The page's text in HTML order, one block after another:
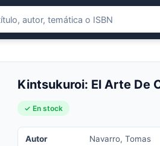
Kintsukuroi: El Arte De
✓ En stock
Autor Navarro, Tomas